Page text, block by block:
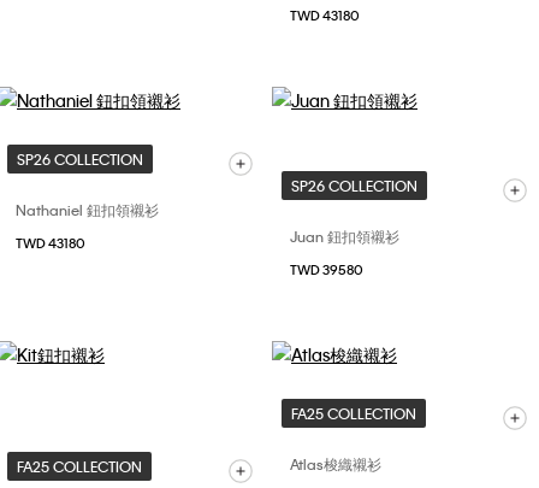
TWD 43180
SP26 COLLECTION
Nathaniel 鈕扣領襯衫
TWD 43180
SP26 COLLECTION
Juan 鈕扣領襯衫
TWD 39580
FA25 COLLECTION
FA25 COLLECTION
Atlas梭織襯衫